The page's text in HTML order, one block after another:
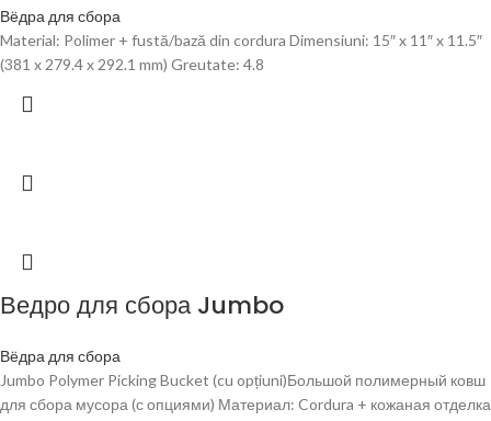
Вёдра для сбора
Material: Polimer + fustă/bază din cordura Dimensiuni: 15″ x 11″ x 11.5″
(381 x 279.4 x 292.1 mm) Greutate: 4.8
Ведро для сбора Jumbo
Вёдра для сбора
Jumbo Polymer Picking Bucket (cu opțiuni)Большой полимерный ковш
для сбора мусора (с опциями) Материал: Cordura + кожаная отделка